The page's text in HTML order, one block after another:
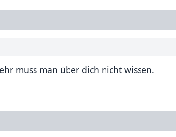
muss man über dich nicht wissen.